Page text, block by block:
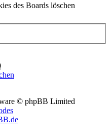
des Boards löschen
© phpBB Limited